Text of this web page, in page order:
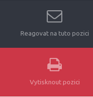
Reagovat na tuto pozici
Vytisknout pozici